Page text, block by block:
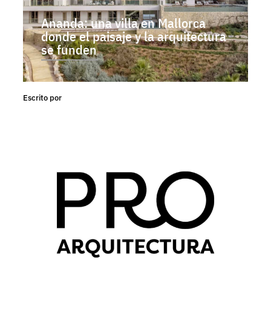
Ananda: una villa en Mallorca
donde el paisaje y la arquitectura
se funden
Escrito por